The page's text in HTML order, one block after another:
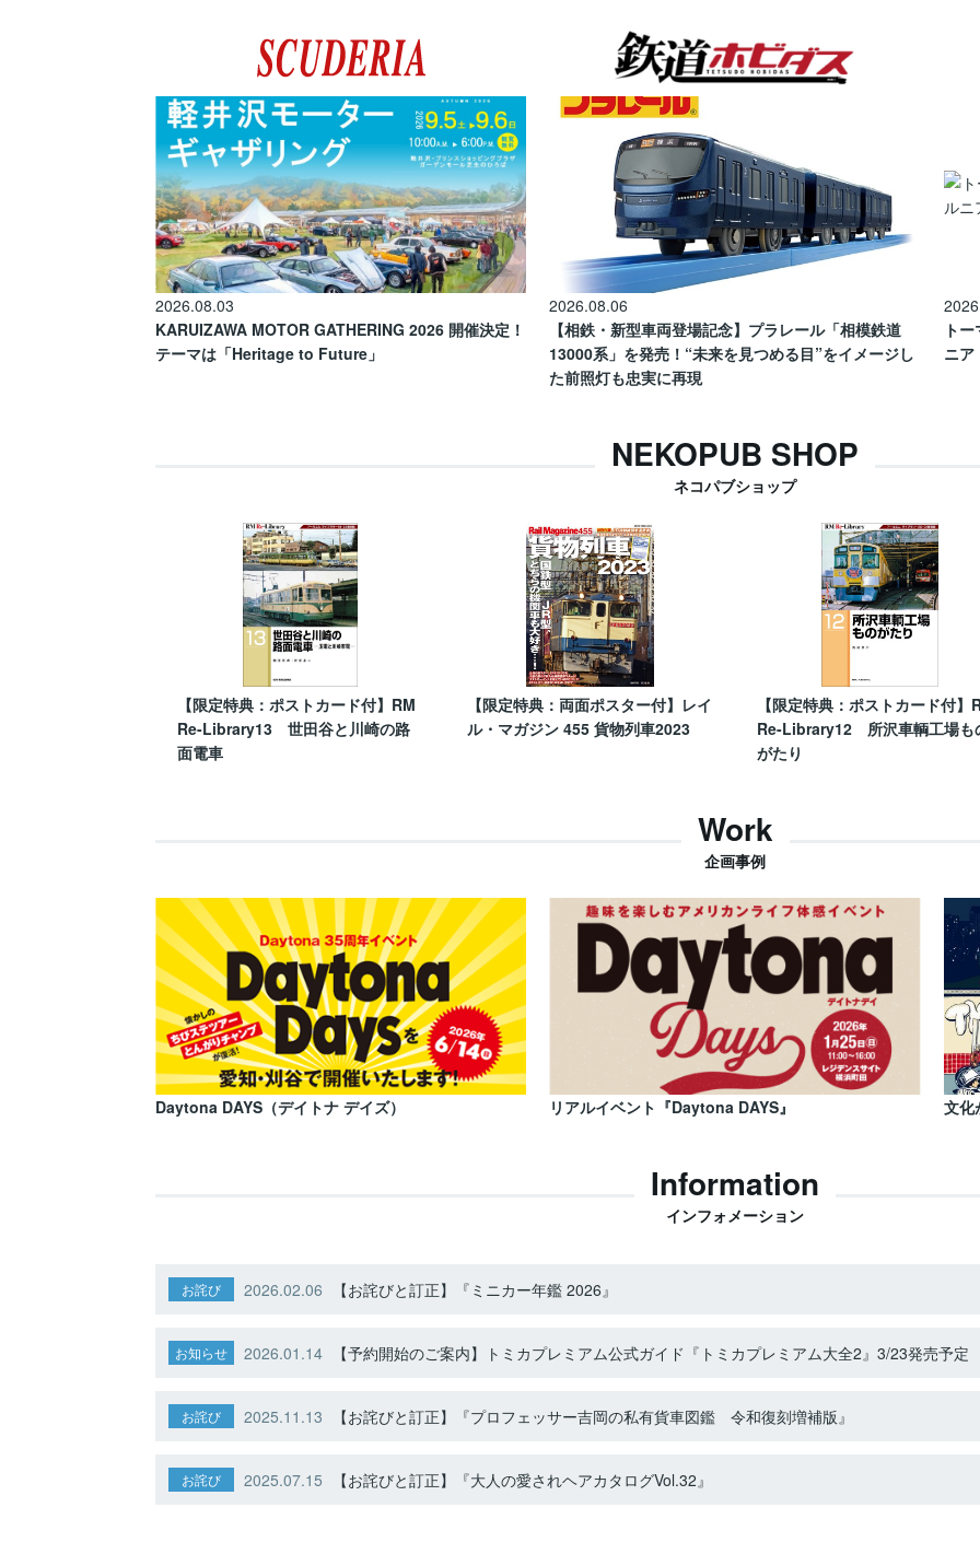
2026.08.03
KARUIZAWA MOTOR GATHERING 2026 開催決定！
テーマは「Heritage to Future」
2026.08.06
【相鉄・新型車両登場記念】プラレール「相模鉄道
13000系」を発売！“未来を見つめる目”をイメージし
た前照灯も忠実に再現
ト
ニア
NEKOPUB SHOP
ネコパブショップ
【限定特典：ポストカード付】RM
Re-Library13 世田谷と川崎の路
面電車
【限定特典：両面ポスター付】レイ
ル・マガジン 455 貨物列車2023
【限定特典：ポストカード付】
Re-Library12 所沢車輌工場も
がたり
Work
企画事例
Daytona DAYS（デイトナ デイズ） リアルイベント『Daytona DAYS』 文化
Information
インフォメーション
お詫び 2026.02.06 【お詫びと訂正】『ミニカー年鑑 2026』
お知らせ 2026.01.14 【予約開始のご案内】トミカプレミアム公式ガイド『トミカプレミアム大全2』3/23発売予定
お詫び 2025.11.13 【お詫びと訂正】『プロフェッサー吉岡の私有貨車図鑑 令和復刻増補版』
お詫び 2025.07.15 【お詫びと訂正】『大人の愛されヘアカタログVol.32』